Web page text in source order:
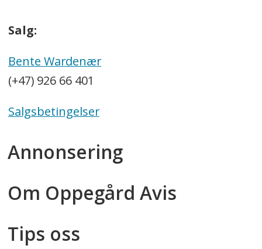
Salg:
Bente Wardenær
(+47) 926 66 401
Salgsbetingelser
Annonsering
Om Oppegård Avis
Tips oss